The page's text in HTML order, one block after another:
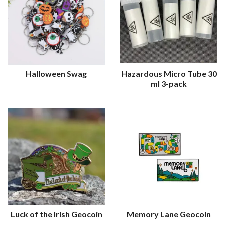
Halloween Swag
Hazardous Micro Tube 30
ml 3-pack
Luck of the Irish Geocoin Memory Lane Geocoin